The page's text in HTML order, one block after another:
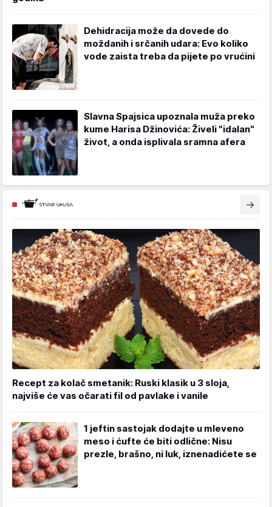
Dehidracija može da dovede do
moždanih i srčanih udara: Evo koliko
vode zaista treba da pijete po vrućini
Slavna Spajsica upoznala muža preko
kume Harisa Džinovića: Živeli "idalan"
život, a onda isplivala sramna afera
Recept za kolač smetanik: Ruski klasik u 3 sloja,
najviše će vas očarati fil od pavlake i vanile
1 jeftin sastojak dodajte u mleveno
meso i ćufte će biti odlične: Nisu
prezle, brašno, ni luk, iznenadićete se